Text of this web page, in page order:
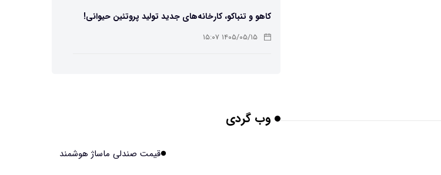
کاهو و تنباکو، کارخانه‌های جدید تولید پروتئین حیوانی!
۱۴۰۵/۰۵/۱۵ ۱۵:۰۷
چرا افراد مضطرب دنیا را متفاوت می بینند؟
وب گردی
قیمت صندلی ماساژ هوشمند